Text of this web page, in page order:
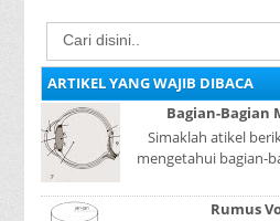
ARTIKEL YANG WAJIB DIBACA
Bagian-Bagian
Simaklah atikel
mengetahui bagian-
Rumus